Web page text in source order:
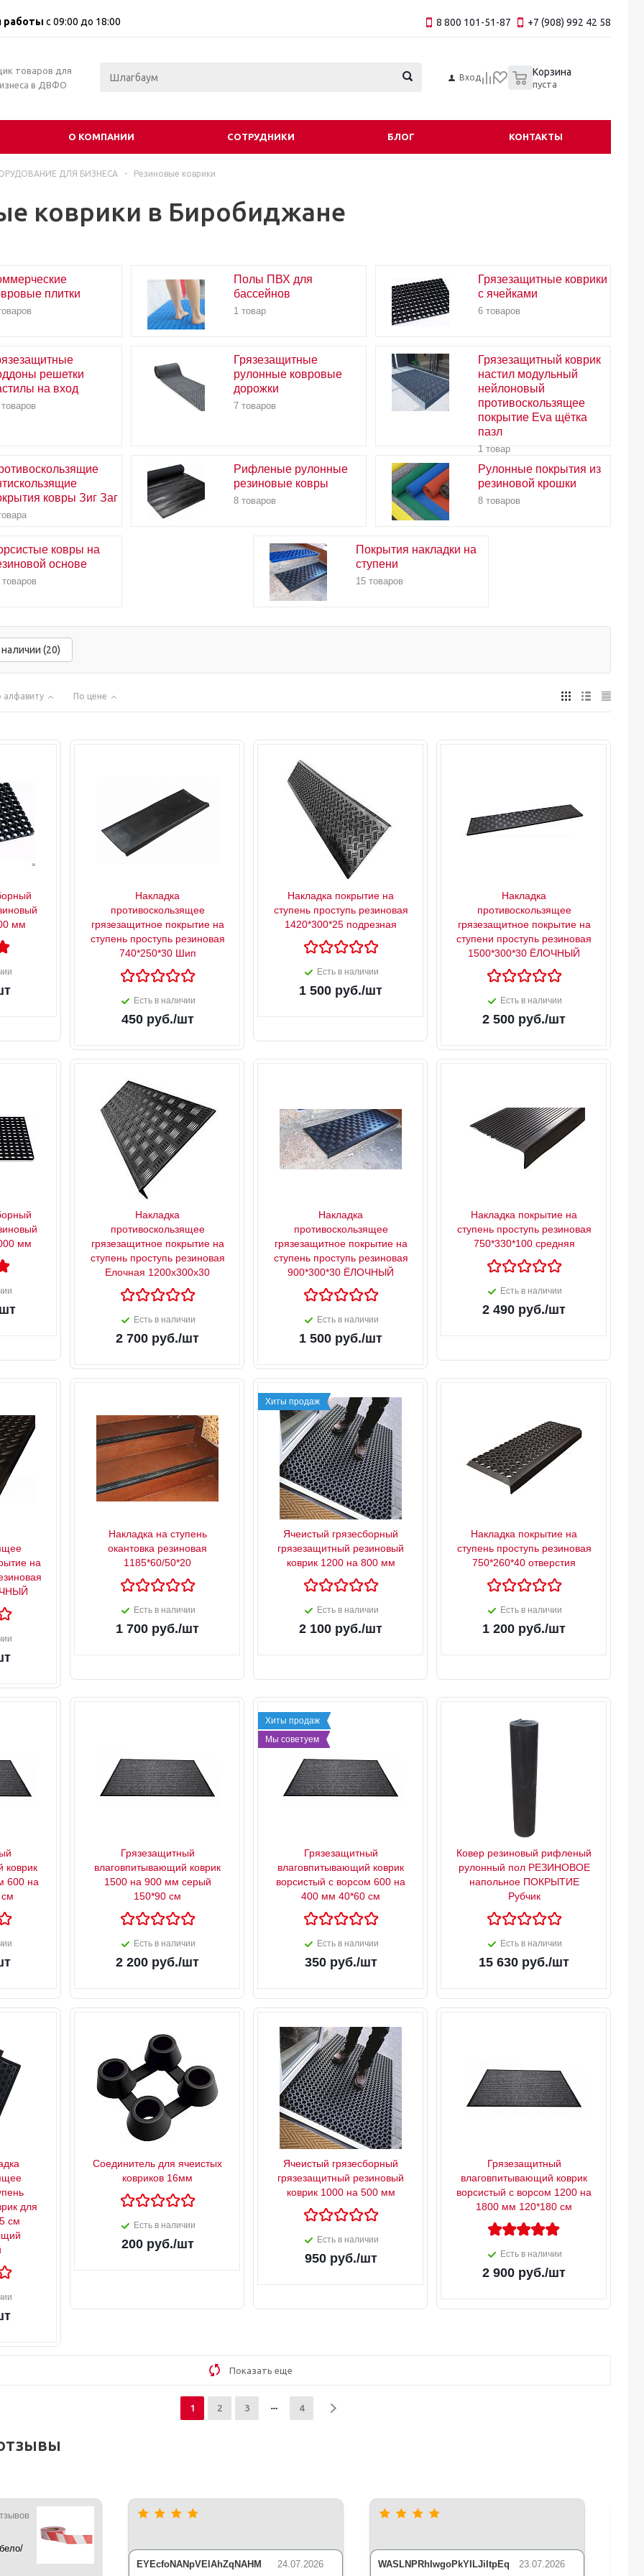
работы с 09:00 до 18:00 8 800 101-51-87 +7 (908) 992 42 58
товаров для
в ДВФО
Вход Корзина
пуста
О КОМПАНИИ СОТРУДНИКИ БЛОГ КОНТАКТЫ
ДЛЯ БИЗНЕСА - Резиновые коврики
коврики в Биробиджане
плитки
Полы ПВХ для
бассейнов
1 товар
Грязезащитные коврики
с ячейками
6 товаров
решетки
на вход
товаров
Грязезащитные
рулонные ковровые
дорожки
7 товаров
Грязезащитный коврик
настил модульный
нейлоновый
противоскользящее
покрытие Eva щётка
пазл
1 товар
ковры Зиг Заг
Рифленые рулонные
резиновые ковры
8 товаров
Рулонные покрытия из
резиновой крошки
8 товаров
ковры на
основе
товаров
Покрытия накладки на
ступени
15 товаров
(20)
алфавиту По цене
мм
Накладка
противоскользящее
грязезащитное покрытие на
ступень проступь резиновая
740*250*30 Шип
Есть в наличии
450руб./шт
Накладка покрытие на
ступень проступь резиновая
1420*300*25 подрезная
Есть в наличии
1 500 руб./шт
Накладка
противоскользящее
грязезащитное покрытие на
ступени проступь резиновая
1500*300*30 ЁЛОЧНЫЙ
Есть в наличии
2 500 руб./шт
мм
Накладка
противоскользящее
грязезащитное покрытие на
ступень проступь резиновая
Елочная 1200x300x30
Есть в наличии
2 700 руб./шт
Накладка
противоскользящее
грязезащитное покрытие на
ступень проступь резиновая
900*300*30 ЁЛОЧНЫЙ
Есть в наличии
1 500 руб./шт
Накладка покрытие на
ступень проступь резиновая
750*330*100 средняя
Есть в наличии
2 490 руб./шт
на
Накладка на ступень
окантовка резиновая
1185*60/50*20
Есть в наличии
1 700 руб./шт
Хиты продаж
Ячеистый грязесборный
грязезащитный резиновый
коврик 1200 на 800 мм
Есть в наличии
2 100 руб./шт
Накладка покрытие на
ступень проступь резиновая
750*260*40 отверстия
Есть в наличии
1 200 руб./шт
коврик
600 на
Грязезащитный
влаговпитывающий коврик
1500 на 900 мм серый
150*90 см
Есть в наличии
2 200 руб./шт
Хиты продаж
Мы советуем
Грязезащитный
влаговпитывающий коврик
ворсистый с ворсом 600 на
400 мм 40*60 см
Есть в наличии
350руб./шт
Ковер резиновый рифленый
рулонный пол РЕЗИНОВОЕ
напольное ПОКРЫТИЕ
Рубчик
Есть в наличии
15 630 руб./шт
для
см
Соединитель для ячеистых
ковриков 16мм
Есть в наличии
200руб./шт
Ячеистый грязесборный
грязезащитный резиновый
коврик 1000 на 500 мм
Есть в наличии
950руб./шт
Грязезащитный
влаговпитывающий коврик
ворсистый с ворсом 1200 на
1800 мм 120*180 см
Есть в наличии
2 900 руб./шт
Показать еще
1 2 3 4
24.07.2026
EYEcfoNANpVElAhZqNAHM 23.07.2026
WASLNPRhIwgoPkYILJiItpEq